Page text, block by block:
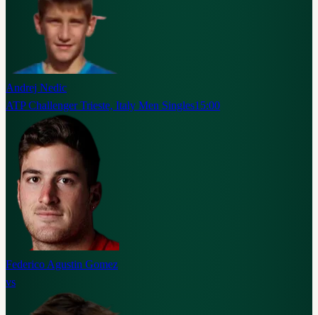
Andrej Nedic
ATP Challenger Trieste, Italy Men Singles15:00
Federico Agustin Gomez
vs